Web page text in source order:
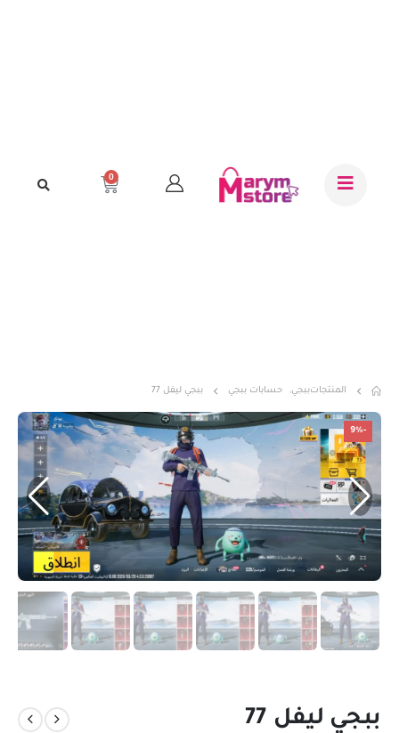
0
المنتجاتببجي, حسابات ببجي ببجي ليفل 77
-9%
ببجي ليفل 77